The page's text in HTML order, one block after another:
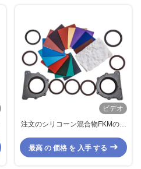
ビデオ
注文のシリコーン混合物FKMのゴ
炭化水素の耐久財
最高 の 価格 を 入手 する